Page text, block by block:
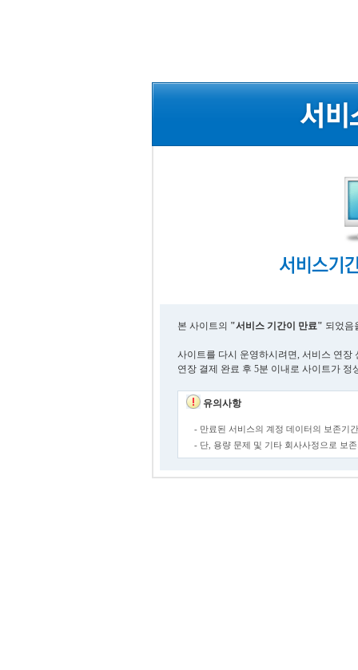
본 사이트의 "서비스 기간이 만료" 되었음
사이트를 다시 운영하시려면, 서비스 연장
연장 결제 완료 후 5분 이내로 사이트가 정
유의사항
- 만료된 서비스의 계정 데이터의 보존기
- 단, 용량 문제 및 기타 회사사정으로 보